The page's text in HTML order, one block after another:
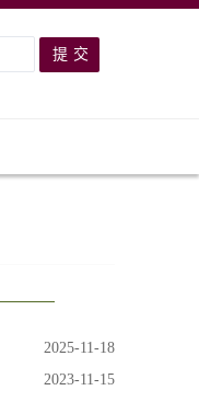
2025-11-18
2023-11-15